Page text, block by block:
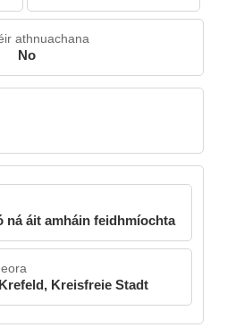
athnuachana
No
ná áit amháin feidhmíochta
Kreisfreie Stadt